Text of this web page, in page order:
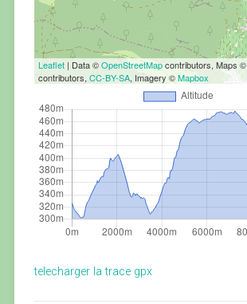
Leaflet| Data ©OpenStreetMapcontributors, Maps ©
contributors, CC-BY-SA, Imagery ©Mapbox
telecharger la trace gpx